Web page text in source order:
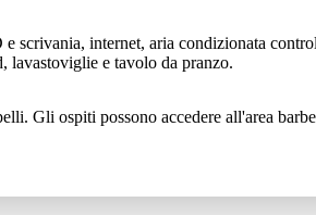
internet, aria condizionata
lavastoviglie e tavolo da pranzo.
Gli ospiti possono accedere all'area